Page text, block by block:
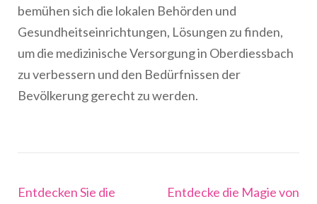
bemühen sich die lokalen Behörden und
Gesundheitseinrichtungen, Lösungen zu finden,
um die medizinische Versorgung in Oberdiessbach
zu verbessern und den Bedürfnissen der
Bevölkerung gerecht zu werden.
Beitragsnavigation
Entdecken Sie die
Entdecke die Magie von